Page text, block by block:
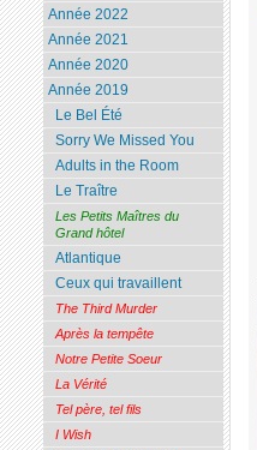
Année 2022
Année 2021
Année 2020
Année 2019
Le Bel Été
Sorry We Missed You
Adults in the Room
Le Traître
Les Petits Maîtres du
Grand hôtel
Atlantique
Ceux qui travaillent
The Third Murder
Après la tempête
Notre Petite Soeur
La Vérité
Tel père, tel fils
I Wish